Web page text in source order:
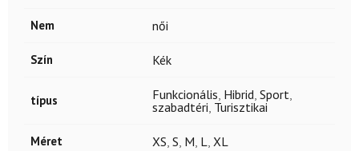
Nem női
Szín Kék
típus Funkcionális Hibrid Sport
szabadtéri Turisztikai
Méret XS S M L XL